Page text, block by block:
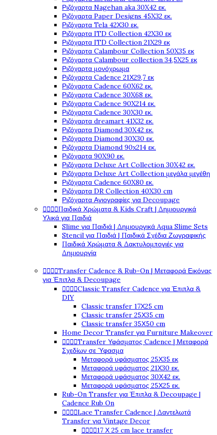
Ριζόχαρτα Nagehan aka 30X42 εκ.
Ριζόχαρτα Paper Designs 45X32 εκ.
Ριζόχαρτα Tela 42Χ30 εκ.
Ριζόχαρτα ITD Collection 42X30 εκ
Ριζόχαρτα ITD Collection 21X29 εκ
Ριζόχαρτα Calambour Collection 50X35 εκ
Ριζόχαρτα Calambour collection 34,5X25 εκ
Ριζόχαρτα μονόχρωμα
Ριζόχαρτα Cadence 21Χ29,7 εκ
Ριζόχαρτα Cadence 60X62 εκ.
Ριζόχαρτα Cadence 30X68 εκ.
Ριζόχαρτα Cadence 90X214 εκ.
Ριζόχαρτα Cadence 30X30 εκ.
Ριζόχαρτα dreamart 41X32 εκ.
Ριζόχαρτα Diamond 30X42 εκ.
Ριζόχαρτα Diamond 30X30 εκ.
Ριζόχαρτα Diamond 90x214 εκ.
Ριζόχαρτα 90X90 εκ.
Ριζόχαρτα Deluxe Art Collection 30X42 εκ.
Ριζόχαρτα Deluxe Art Collection μεγάλα μεγέθη
Ριζόχαρτα Cadence 60X80 εκ.
Ριζόχαρτα DR Collection 40X30 cm
Ριζόχαρτα Αγιογραφίες για Decoupage
   Παιδικά Χρώματα & Kids Craft | Δημιουργικά
Υλικά για Παιδιά
Slime για Παιδιά | Δημιουργικά Aqua Slime Sets
Stencil για Παιδιά | Παιδικά Σχέδια Ζωγραφικής
Παιδικά Χρώματα & Δακτυλομπογιές για
Δημιουργία
   Transfer Cadence & Rub-On | Μεταφορά Εικόνας
για Έπιπλα & Decoupage
   Classic Transfer Cadence για Έπιπλα &
DIY
Classic transfer 17Χ25 cm
Classic transfer 25Χ35 cm
Classic transfer 35Χ50 cm
Home Decor Transfer για Furniture Makeover
   Transfer Υφάσματος Cadence | Μεταφορά
Σχεδίων σε Ύφασμα
Μεταφορά υφάσματος 25Χ35 εκ
Μεταφορά υφάσματος 21Χ30 εκ.
Μεταφορά υφάσματος 30Χ42 εκ.
Μεταφορά υφάσματος 25Χ25 εκ.
Rub-On Transfer για Έπιπλα & Decoupage |
Cadence Rub On
   Lace Transfer Cadence | Δαντελωτά
Transfer για Vintage Decor
   17 Χ 25 cm lace transfer